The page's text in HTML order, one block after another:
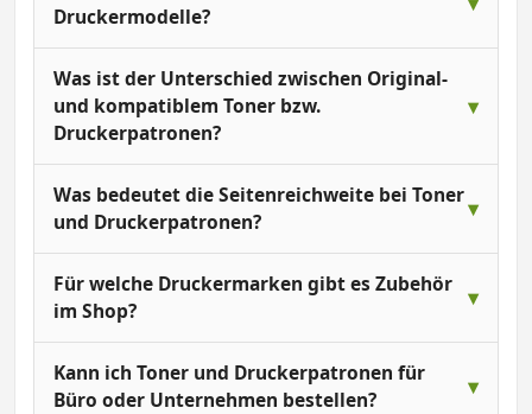
Druckermodelle?
Was ist der Unterschied zwischen Original-
und kompatiblem Toner bzw.
Druckerpatronen?
Was bedeutet die Seitenreichweite bei Toner
und Druckerpatronen?
Für welche Druckermarken gibt es Zubehör
im Shop?
Kann ich Toner und Druckerpatronen für
Büro oder Unternehmen bestellen?